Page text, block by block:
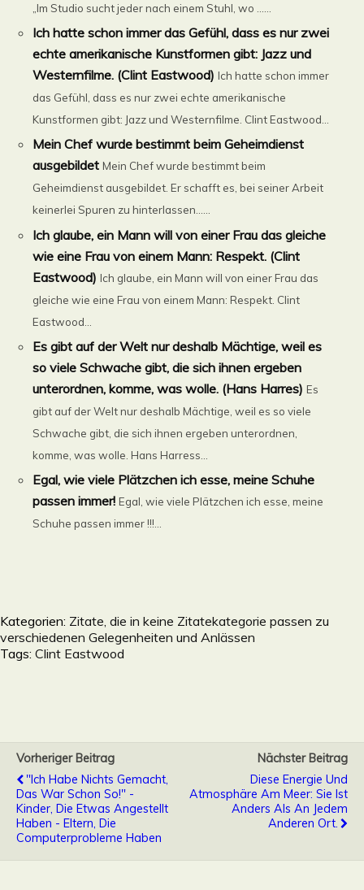
„Im Studio sucht jeder nach einem Stuhl, wo ......
Ich hatte schon immer das Gefühl, dass es nur zwei
echte amerikanische Kunstformen gibt: Jazz und
Westernfilme. (Clint Eastwood) Ich hatte schon immer
das Gefühl, dass es nur zwei echte amerikanische
Kunstformen gibt: Jazz und Westernfilme. Clint Eastwood...
Mein Chef wurde bestimmt beim Geheimdienst
ausgebildet Mein Chef wurde bestimmt beim
Geheimdienst ausgebildet. Er schafft es, bei seiner Arbeit
keinerlei Spuren zu hinterlassen…...
Ich glaube, ein Mann will von einer Frau das gleiche
wie eine Frau von einem Mann: Respekt. (Clint
Eastwood) Ich glaube, ein Mann will von einer Frau das
gleiche wie eine Frau von einem Mann: Respekt. Clint
Eastwood...
Es gibt auf der Welt nur deshalb Mächtige, weil es
so viele Schwache gibt, die sich ihnen ergeben
unterordnen, komme, was wolle. (Hans Harres) Es
gibt auf der Welt nur deshalb Mächtige, weil es so viele
Schwache gibt, die sich ihnen ergeben unterordnen,
komme, was wolle. Hans Harress...
Egal, wie viele Plätzchen ich esse, meine Schuhe
passen immer! Egal, wie viele Plätzchen ich esse, meine
Schuhe passen immer !!!...
Kategorien: Zitate, die in keine Zitatekategorie passen zu
verschiedenen Gelegenheiten und Anlässen
Tags: Clint Eastwood
Vorheriger Beitrag
"Ich Habe Nichts Gemacht,
Das War Schon So!" -
Kinder, Die Etwas Angestellt
Haben - Eltern, Die
Computerprobleme Haben
Nächster Beitrag
Diese Energie Und
Atmosphäre Am Meer: Sie Ist
Anders Als An Jedem
Anderen Ort.